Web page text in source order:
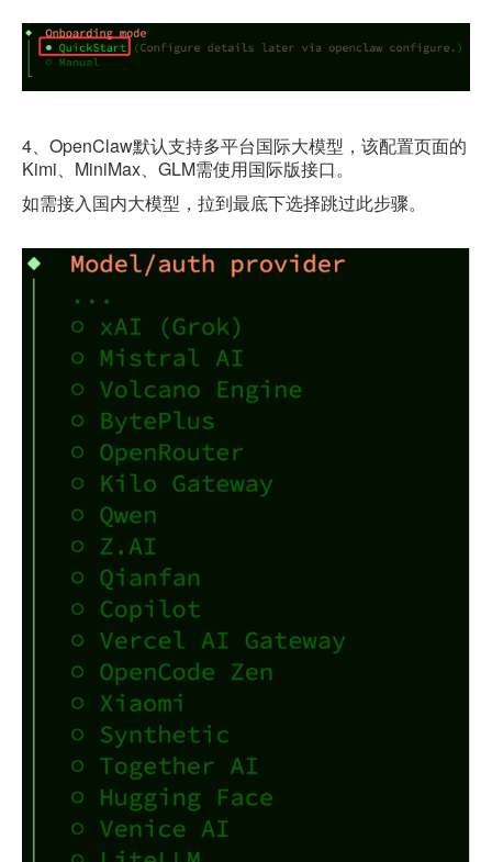
4、 OpenClaw默认支持多平台国际大模型，该配置页面的
Kimi、 MiniMax、 GLM需使用国际版接口。
如需接入国内大模型， 拉到最底下选择跳过此步骤。